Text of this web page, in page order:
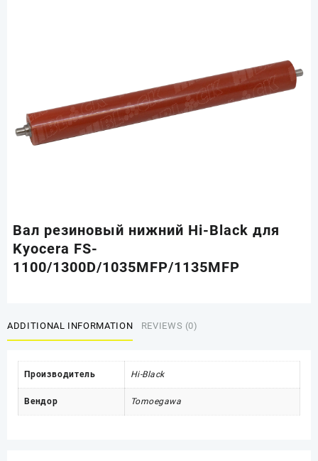
Вал резиновый нижний Hi-Black для
Kyocera FS-
1100/1300D/1035MFP/1135MFP
ADDITIONAL INFORMATION REVIEWS (0)
Производитель Hi-Black
Вендор Tomoegawa